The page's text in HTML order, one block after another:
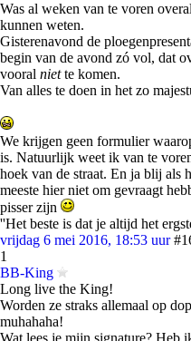
Was al weken van te voren
kunnen weten.
Gisterenavond de
begin van de avond zó vol, dat
vooral niette komen.
Van alles te doen in het zo
We krijgen geen formulier
is. Natuurlijk weet ik van te
hoek van de straat. En ja blij als
meeste hier niet om gevraagt
pisser zijn
''Het beste is dat je altijd het
vrijdag 6 mei 2016, 18:53 uur
1
BB-King
Long live the King!
Worden ze straks allemaal op
muhahaha!
Wat lees je mijn signature? Heb